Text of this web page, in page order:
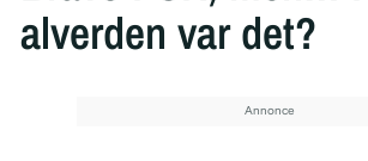
alverden var det?